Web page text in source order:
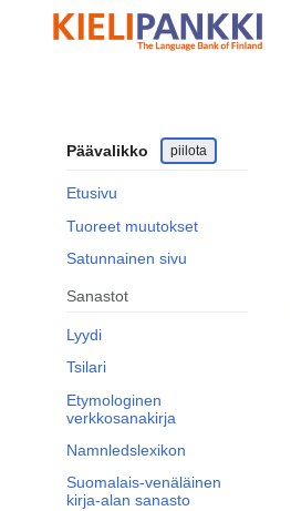
sisältöön
Päävalikko piilota
Etusivu
Tuoreet muutokset
Satunnainen sivu
Sanastot
Lyydi
Tsilari
Etymologinen
verkkosanakirja
Namnledslexikon
Suomalais-venäläinen
kirja-alan sanasto